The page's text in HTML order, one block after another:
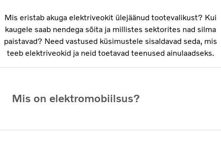
Veokid
Teenused
KONTAKTID & ESINDUSED
Uudised
Meist
Mis eristab akuga elektriveokit ülejäänud tootevalikust? Kui
kaugele saab nendega sõita ja millistes sektorites nad silma
paistavad? Need vastused küsimustele sisaldavad seda, mis
teeb elektriveokid ja neid toetavad teenused ainulaadseks.
Mis on elektromobiilsus?